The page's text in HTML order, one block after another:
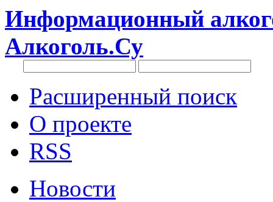
Информационный
Алкоголь.Су
Расширенный поиск
О проекте
RSS
Новости